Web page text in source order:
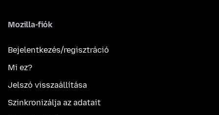
Mozilla-fiók
Bejelentkezés/regisztráció
Mi ez?
Jelszó visszaállítása
Szinkronizálja az adatait